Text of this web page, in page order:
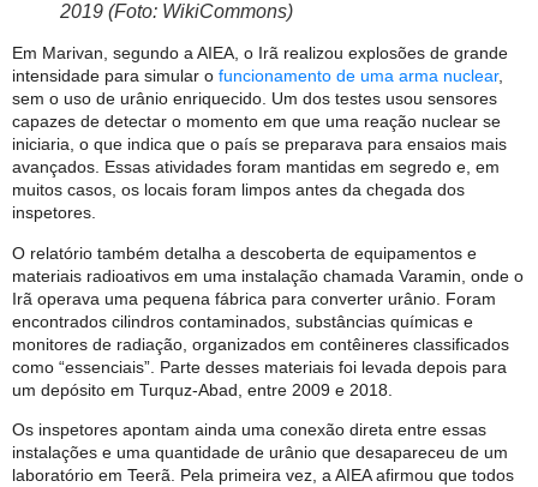
2019 (Foto: WikiCommons)
Em Marivan, segundo a AIEA, o Irã realizou explosões de grande
intensidade para simular o funcionamento de uma arma nuclear,
sem o uso de urânio enriquecido. Um dos testes usou sensores
capazes de detectar o momento em que uma reação nuclear se
iniciaria, o que indica que o país se preparava para ensaios mais
avançados. Essas atividades foram mantidas em segredo e, em
muitos casos, os locais foram limpos antes da chegada dos
inspetores.
O relatório também detalha a descoberta de equipamentos e
materiais radioativos em uma instalação chamada Varamin, onde o
Irã operava uma pequena fábrica para converter urânio. Foram
encontrados cilindros contaminados, substâncias químicas e
monitores de radiação, organizados em contêineres classificados
como “essenciais”. Parte desses materiais foi levada depois para
um depósito em Turquz-Abad, entre 2009 e 2018.
Os inspetores apontam ainda uma conexão direta entre essas
instalações e uma quantidade de urânio que desapareceu de um
laboratório em Teerã. Pela primeira vez, a AIEA afirmou que todos